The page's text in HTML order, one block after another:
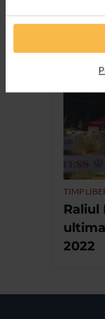
13
TIMP
Raliul
2022